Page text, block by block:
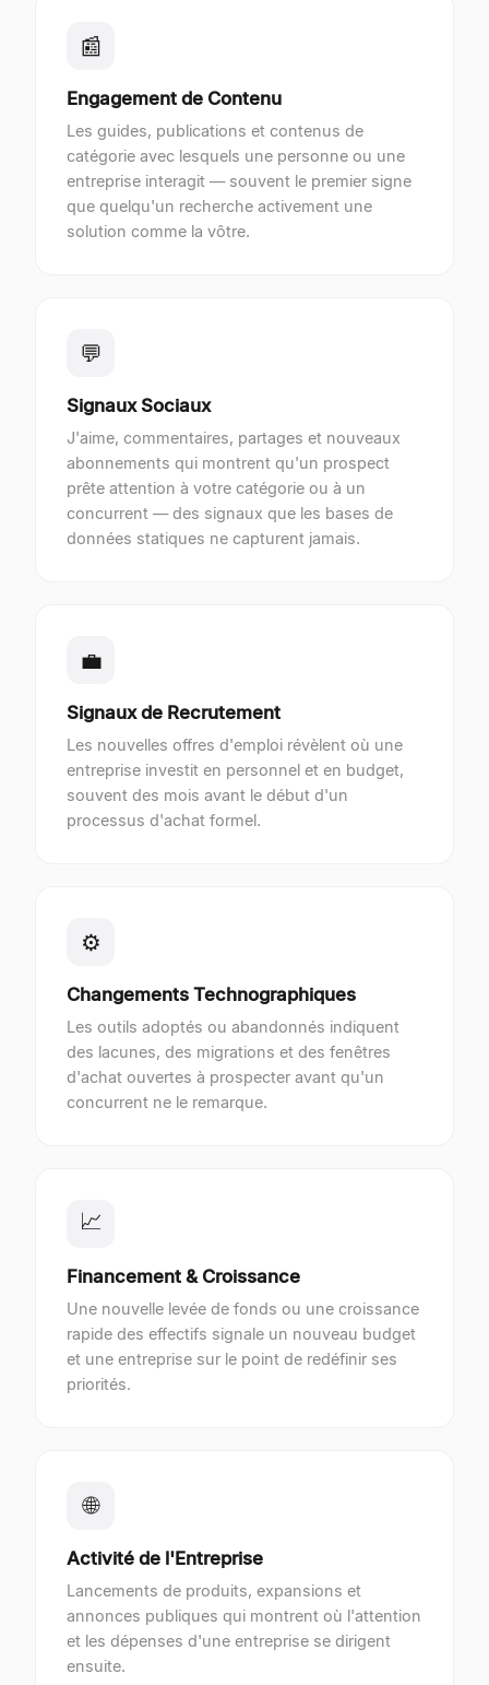
📰
Engagement de Contenu
Les guides, publications et contenus de
catégorie avec lesquels une personne ou une
entreprise interagit — souvent le premier signe
que quelqu'un recherche activement une
solution comme la vôtre.
💬
Signaux Sociaux
J'aime, commentaires, partages et nouveaux
abonnements qui montrent qu'un prospect
prête attention à votre catégorie ou à un
concurrent — des signaux que les bases de
données statiques ne capturent jamais.
💼
Signaux de Recrutement
Les nouvelles offres d'emploi révèlent où une
entreprise investit en personnel et en budget,
souvent des mois avant le début d'un
processus d'achat formel.
⚙
Changements Technographiques
Les outils adoptés ou abandonnés indiquent
des lacunes, des migrations et des fenêtres
d'achat ouvertes à prospecter avant qu'un
concurrent ne le remarque.
📈
Financement & Croissance
Une nouvelle levée de fonds ou une croissance
rapide des effectifs signale un nouveau budget
et une entreprise sur le point de redéfinir ses
priorités.
🌐
Activité de l'Entreprise
Lancements de produits, expansions et
annonces publiques qui montrent où l'attention
et les dépenses d'une entreprise se dirigent
ensuite.